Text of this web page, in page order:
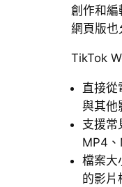
創作和編
網頁版也
TikTok
直接從
與其他
支援常
MP4、
檔案大
的影片